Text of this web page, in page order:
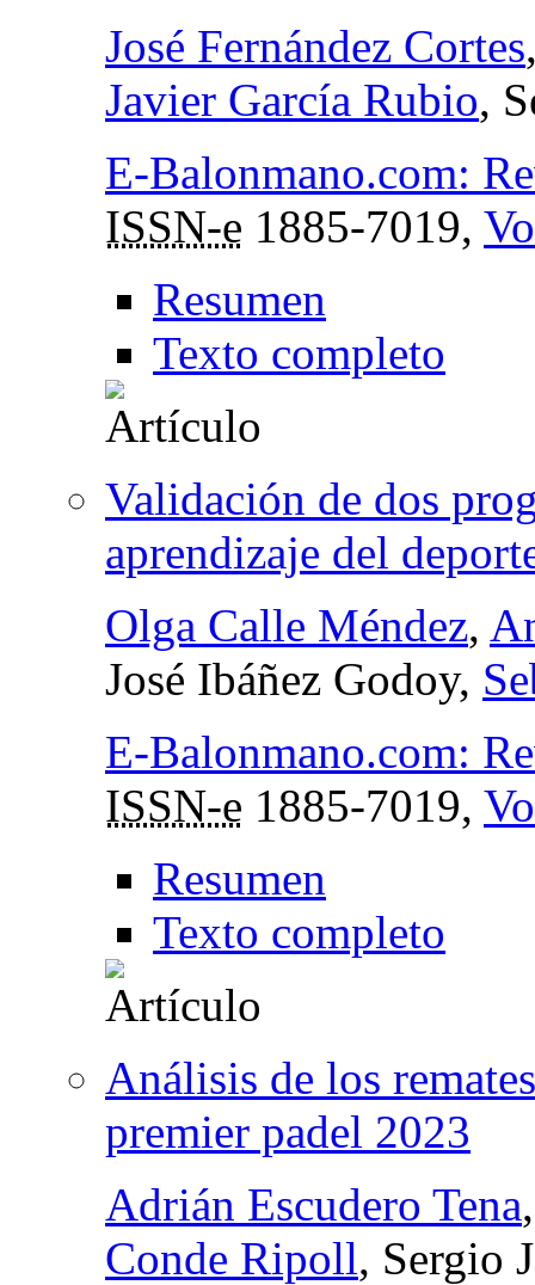
José Fernández Cortes
Javier García Rubio,
E-Balonmano.com:
ISSN-e 1885-7019,
Resumen
Texto completo
Validación de dos
aprendizaje del
Olga Calle Méndez,
José Ibáñez Godoy,
E-Balonmano.com:
ISSN-e 1885-7019,
Resumen
Texto completo
Análisis de los
premier padel 2023
Adrián Escudero Tena
Conde Ripoll, Sergio